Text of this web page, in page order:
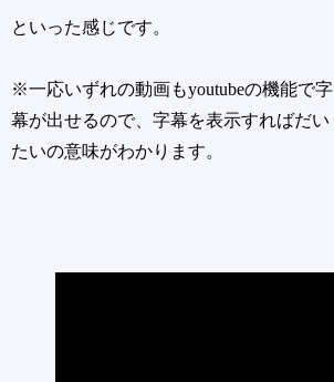
といった感じです。
※一応いずれの動画もyoutubeの機能で字
幕が出せるので、字幕を表示すればだい
たいの意味がわかります。